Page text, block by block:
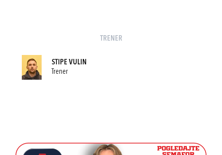
TRENER
STIPE VULIN
Trener